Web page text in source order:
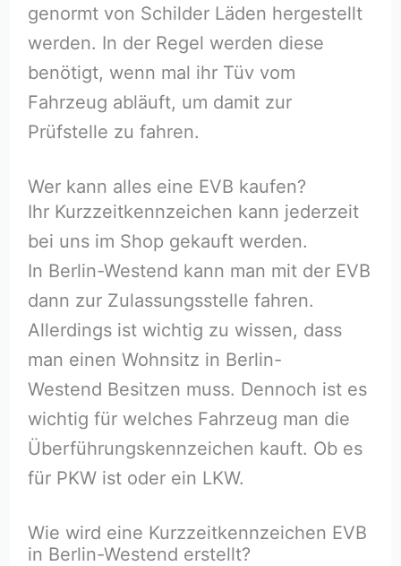
genormt von Schilder Läden hergestellt
werden. In der Regel werden diese
benötigt, wenn mal ihr Tüv vom
Fahrzeug abläuft, um damit zur
Prüfstelle zu fahren.
Wer kann alles eine EVB kaufen?
Ihr Kurzzeitkennzeichen kann jederzeit
bei uns im Shop gekauft werden.
In Berlin-Westend kann man mit der EVB
dann zur Zulassungsstelle fahren.
Allerdings ist wichtig zu wissen, dass
man einen Wohnsitz in Berlin-
Westend Besitzen muss. Dennoch ist es
wichtig für welches Fahrzeug man die
Überführungskennzeichen kauft. Ob es
für PKW ist oder ein LKW.
Wie wird eine Kurzzeitkennzeichen EVB
in Berlin-Westend erstellt?